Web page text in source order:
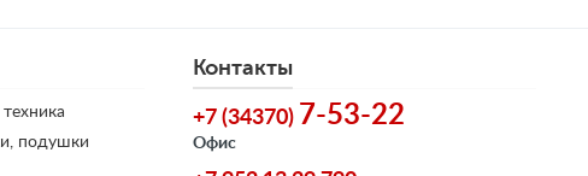
Контакты
+7 (34370) 7-53-22
Офис
подушки